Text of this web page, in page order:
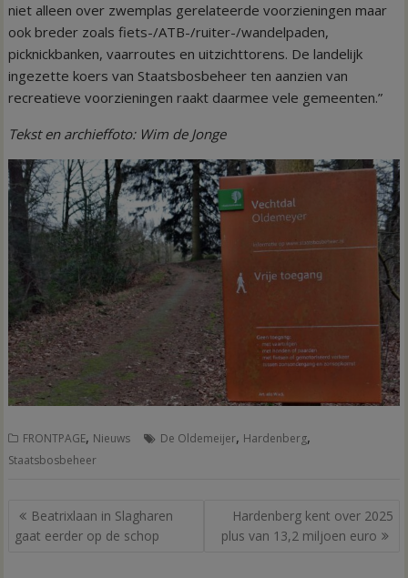
niet alleen over zwemplas gerelateerde voorzieningen maar
ook breder zoals fiets-/ATB-/ruiter-/wandelpaden,
picknickbanken, vaarroutes en uitzichttorens. De landelijk
ingezette koers van Staatsbosbeheer ten aanzien van
recreatieve voorzieningen raakt daarmee vele gemeenten.”
Tekst en archieffoto: Wim de Jonge
FRONTPAGE, Nieuws De Oldemeijer, Hardenberg,
Staatsbosbeheer
Bericht
navigatie
Beatrixlaan in Slagharen
gaat eerder op de schop
Hardenberg kent over 2025
plus van 13,2 miljoen euro